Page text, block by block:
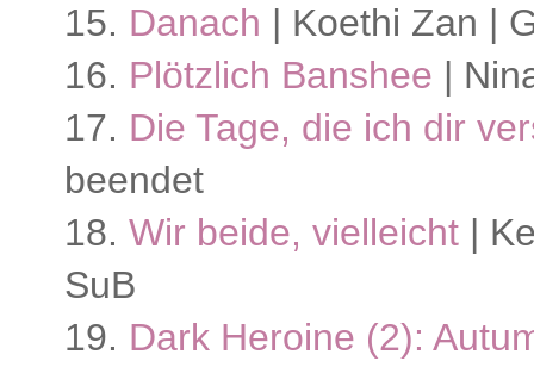
15. Danach | Koethi Zan |
16. Plötzlich Banshee |
17. Die Tage, die ich dir
beendet
18. Wir beide, vielleicht |
SuB
19. Dark Heroine (2):